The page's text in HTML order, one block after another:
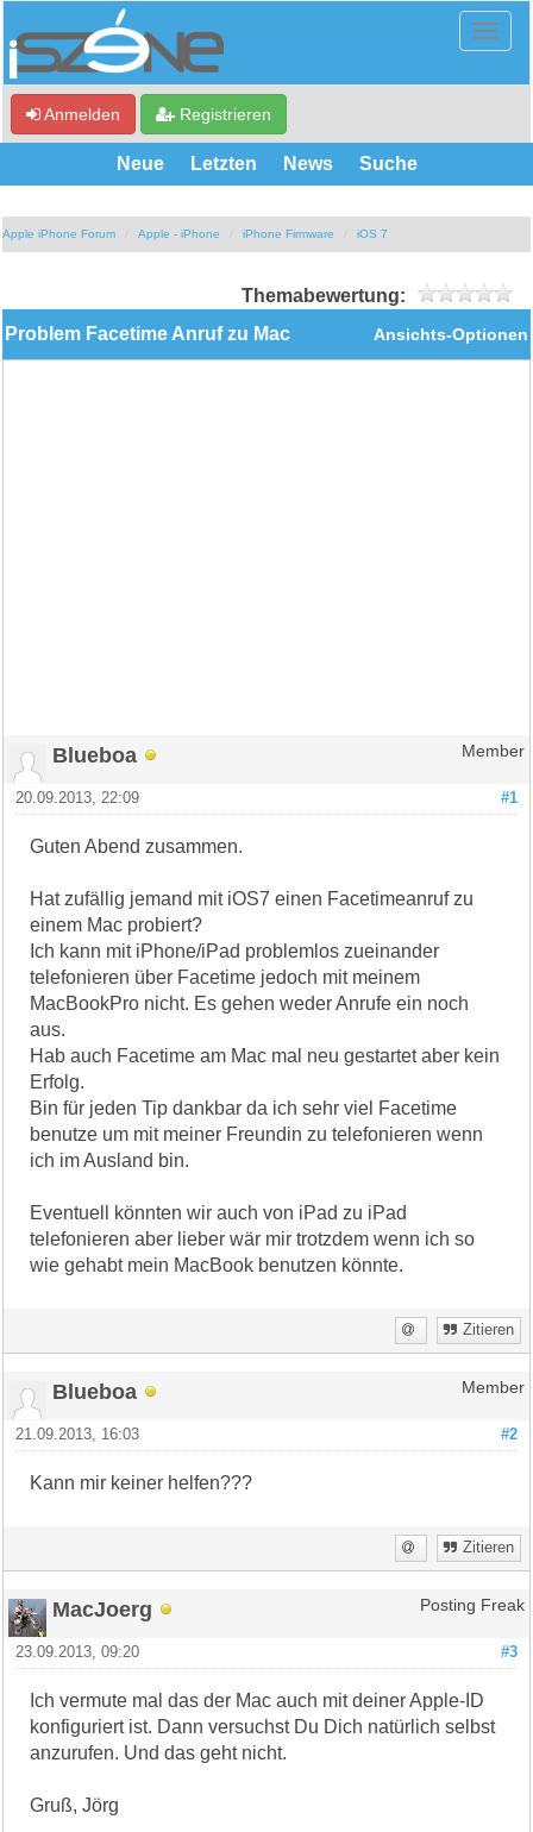
Anmelden Registrieren
Neue Letzten News Suche
Apple iPhone Forum Apple - iPhone iPhone Firmware iOS 7
Themabewertung:
Ansichts-Optionen
Problem Facetime Anruf zu Mac
Blueboa Member
#1
20.09.2013, 22:09
Guten Abend zusammen.
Hat zufällig jemand mit iOS7 einen Facetimeanruf zu
einem Mac probiert?
Ich kann mit iPhone/iPad problemlos zueinander
telefonieren über Facetime jedoch mit meinem
MacBookPro nicht. Es gehen weder Anrufe ein noch
aus.
Hab auch Facetime am Mac mal neu gestartet aber kein
Erfolg.
Bin für jeden Tip dankbar da ich sehr viel Facetime
benutze um mit meiner Freundin zu telefonieren wenn
ich im Ausland bin.
Eventuell könnten wir auch von iPad zu iPad
telefonieren aber lieber wär mir trotzdem wenn ich so
wie gehabt mein MacBook benutzen könnte.
Zitieren
Blueboa Member
#2
21.09.2013, 16:03
Kann mir keiner helfen???
Zitieren
MacJoerg Posting Freak
#3
23.09.2013, 09:20
Ich vermute mal das der Mac auch mit deiner Apple-ID
konfiguriert ist. Dann versuchst Du Dich natürlich selbst
anzurufen. Und das geht nicht.
Gruß, Jörg